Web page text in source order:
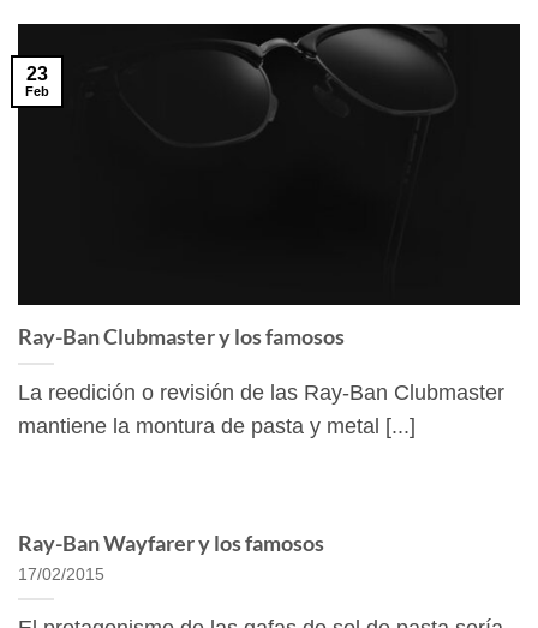
Ray-Ban Clubmaster y los famosos
La reedición o revisión de las Ray-Ban Clubmaster
mantiene la montura de pasta y metal [...]
23
Feb
Ray-Ban Wayfarer y los famosos
17/02/2015